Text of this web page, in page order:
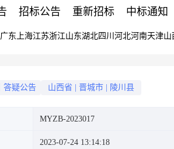
价
招标公告 重新招标 中标通知
广东 上海江苏浙江山东湖北四川 河北河南天津山
答疑公告 山西省 晋城市 陵川县
MYZB-2023017
2023-07-24 13:14:18